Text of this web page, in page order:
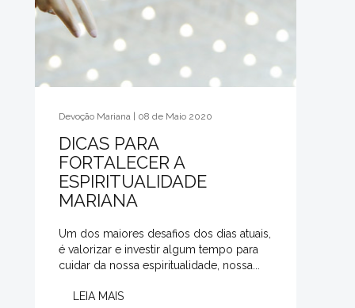
Devoção Mariana | 08 de Maio 2020
DICAS PARA
FORTALECER A
ESPIRITUALIDADE
MARIANA
Um dos maiores desafios dos dias atuais,
é valorizar e investir algum tempo para
cuidar da nossa espiritualidade, nossa...
LEIA MAIS